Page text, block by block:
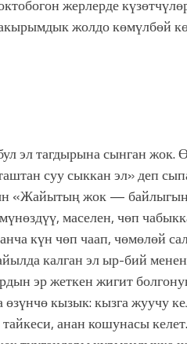
жерлерде
жолдо көмүлбөй
эл тагдырына сынган жок.
суу сыккан эл» деп
«Жайытың жок — байлыгың
маселен, чөп
күн чөп чаап, чөмөлөй
калган эл ыр-бий
эр жеткен жигит
өзүнчө кызык: кызга жуучу
анан кошунасы